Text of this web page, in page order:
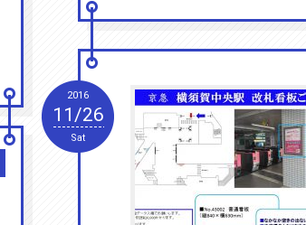
2016
11/26
Sat